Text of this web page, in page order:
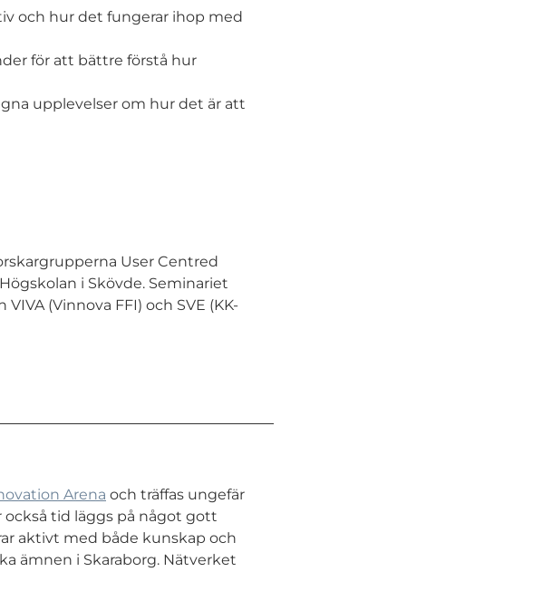
och hur det fungerar ihop med
för att bättre förstå hur
upplevelser om hur det är att
User Centred
i Skövde. Seminariet
(Vinnova FFI) och SVE (KK-
Arena och träffas ungefär
också tid läggs på något gott
aktivt med både kunskap och
ämnen i Skaraborg. Nätverket